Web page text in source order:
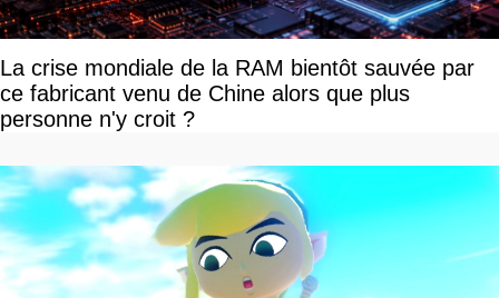
La crise mondiale de la RAM bientôt sauvée par
ce fabricant venu de Chine alors que plus
personne n'y croit ?